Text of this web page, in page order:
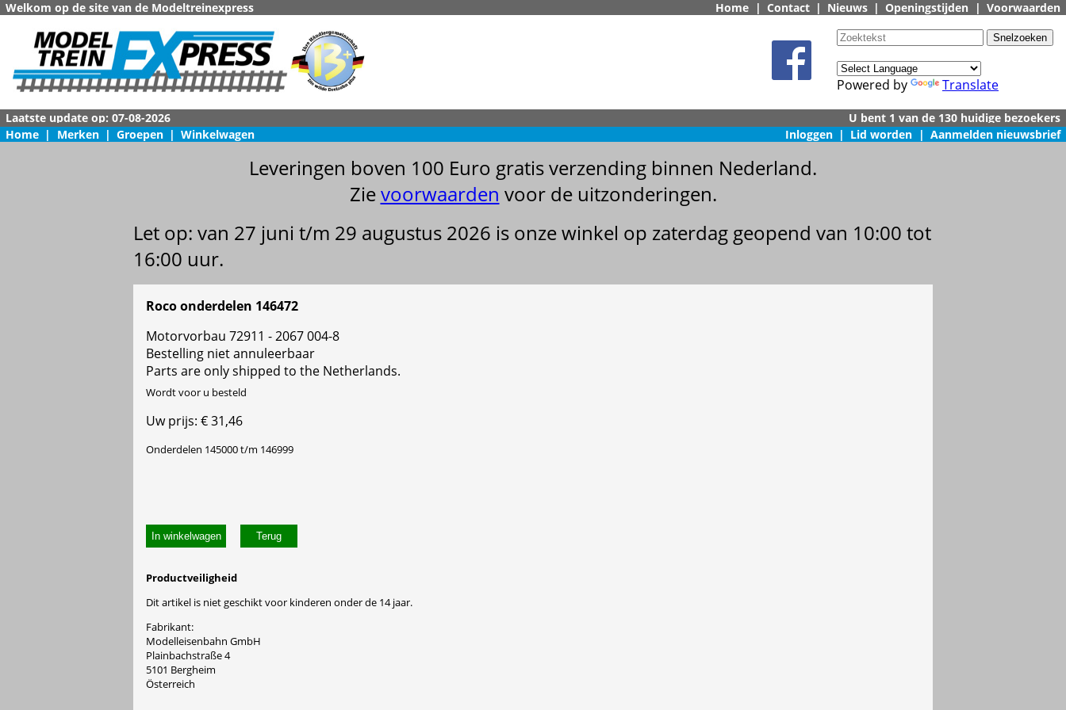
Welkom op de site van de Modeltreinexpress Home | Contact | Nieuws | Openingstijden | Voorwaarden
Powered by Translate
Home | Merken | Groepen | Winkelwagen Inloggen | Lid worden | Aanmelden nieuwsbrief
Leveringen boven 100 Euro gratis verzending binnen Nederland.
Zievoorwaarden voor de uitzonderingen.
Let op: van 27 juni t/m 29 augustus 2026 is onze winkel op zaterdag geopend van 10:00 tot
16:00 uur.
Roco onderdelen 146472
Motorvorbau 72911 - 2067 004-8
Bestelling niet annuleerbaar
Parts are only shipped to the Netherlands.
Wordt voor u besteld
Uw prijs: € 31,46
Onderdelen 145000 t/m 146999
In winkelwagen
Productveiligheid
Dit artikel is niet geschikt voor kinderen onder de 14 jaar.
Fabrikant:
Modelleisenbahn GmbH
Plainbachstraße 4
5101 Bergheim
Österreich